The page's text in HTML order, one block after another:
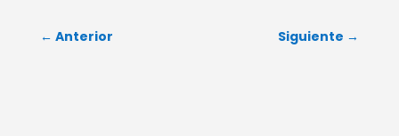
← Anterior Siguiente →